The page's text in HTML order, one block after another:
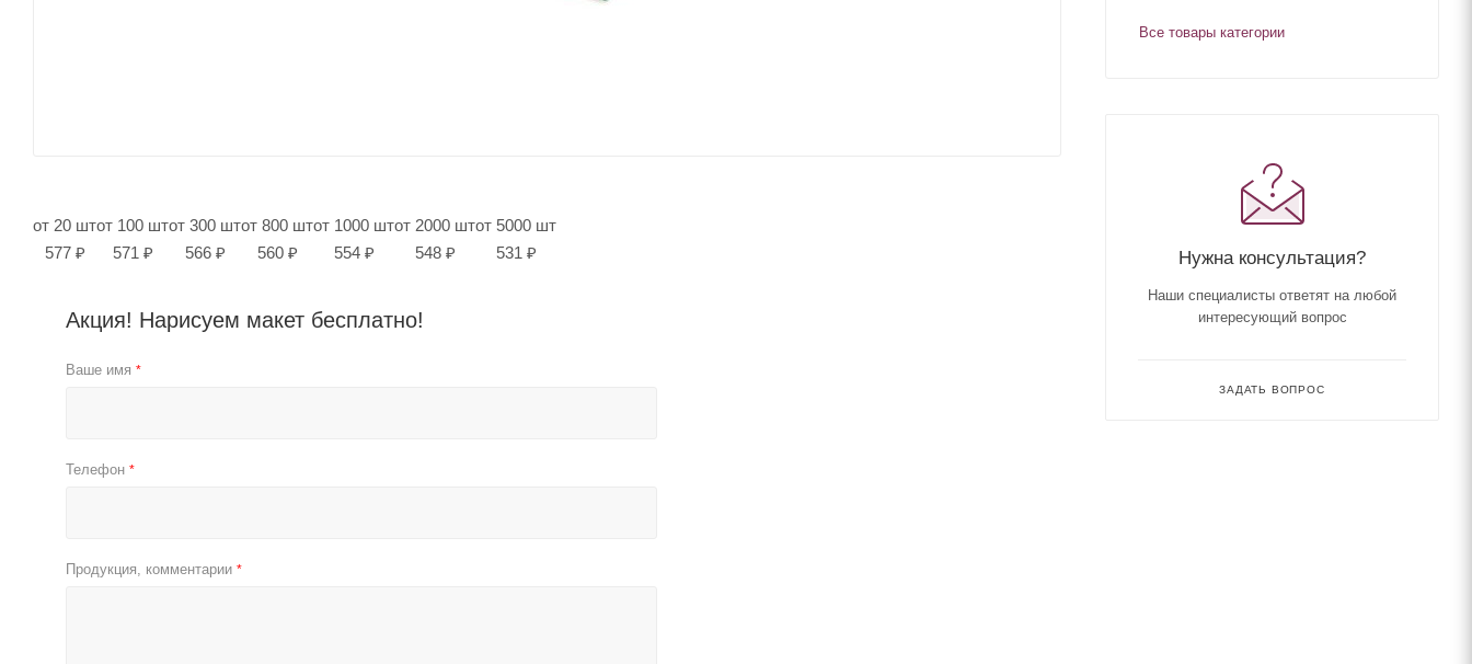
от 20 шт
577 ₽
от 100 шт
571 ₽
от 300 шт
566 ₽
от 800 шт
560 ₽
от 1000 шт
554 ₽
от 2000 шт
548 ₽
от 5000 шт
531 ₽
Акция! Нарисуем макет бесплатно!
Ваше имя *
Телефон *
Продукция, комментарии *
Все товары категории
Нужна консультация?
Наши специалисты ответят на любой
интересующий вопрос
ЗАДАТЬ ВОПРОС